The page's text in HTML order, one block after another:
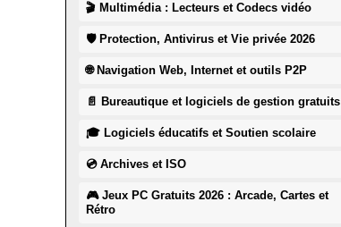
🎬 Multimédia : Lecteurs et Codecs vidéo
🛡 Protection, Antivirus et Vie privée 2026
🌐 Navigation Web, Internet et outils P2P
📄 Bureautique et logiciels de gestion gratuits
🎓 Logiciels éducatifs et Soutien scolaire
💿 Archives et ISO
🎮 Jeux PC Gratuits 2026 : Arcade, Cartes et
Rétro